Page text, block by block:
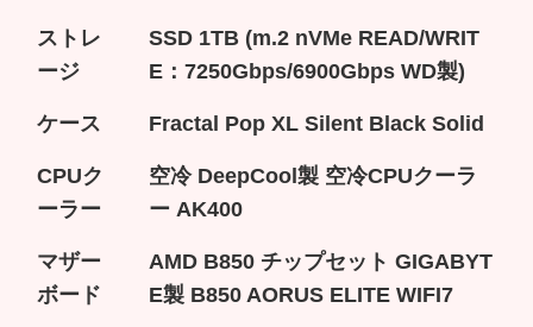
ストレ
ージ
SSD 1TB (m.2 nVMe READ/WRIT
E：7250Gbps/6900Gbps WD製)
ケース Fractal Pop XL Silent Black Solid
CPUク
ーラー
空冷 DeepCool製 空冷CPUクーラ
ー AK400
マザー
ボード
AMD B850 チップセット GIGABYT
E製 B850 AORUS ELITE WIFI7